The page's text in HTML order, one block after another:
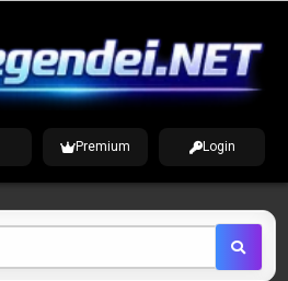
Premium Login